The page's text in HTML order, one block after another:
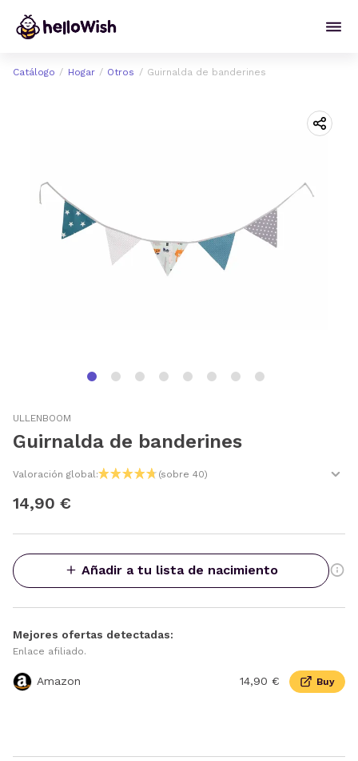
Catálogo Hogar Otros Guirnalda de banderines
ULLENBOOM
Guirnalda de banderines
Valoración global: (sobre 40)
14,90 €
Añadir a tu lista de nacimiento
Mejores ofertas detectadas:
Enlace afiliado.
Amazon 14,90 € Buy